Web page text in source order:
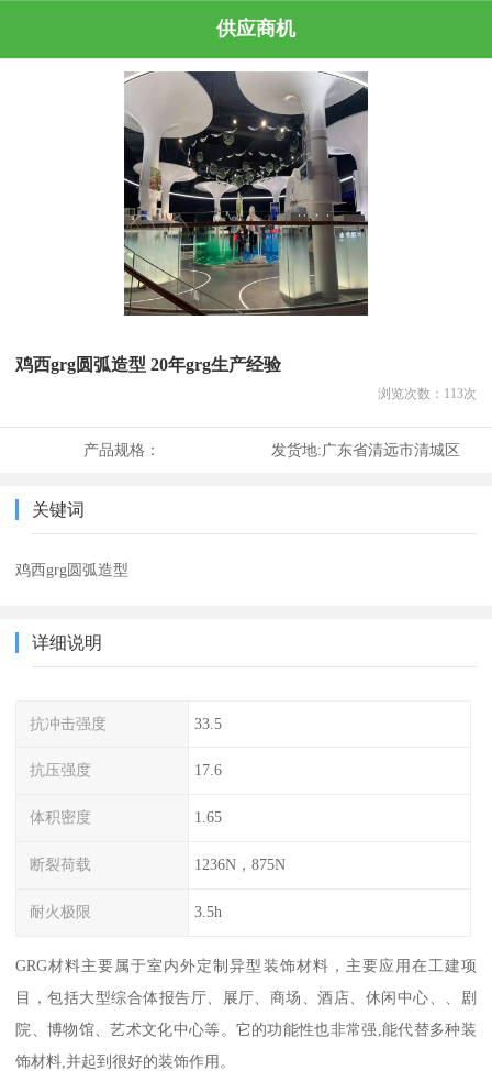
供应商机
鸡西grg圆弧造型 20年grg生产经验
浏览次数： 113次
产品规格： 发货地:广东省清远市清城区
关键词
鸡西grg圆弧造型
详细说明
抗冲击强度 33.5
抗压强度 17.6
体积密度 1.65
断裂荷载 1236N，875N
耐火极限 3.5h
GRG材料主要属于室内外定制异型装饰材料，主要应用在工建项
目，包括大型综合体报告厅、展厅、商场、酒店、休闲中心、、剧
院、博物馆、艺术文化中心等。它的功能性也非常强,能代替多种装
饰材料,并起到很好的装饰作用。